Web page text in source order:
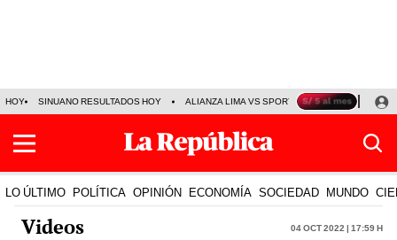
HOY SINUANO RESULTADOS HOY ALIANZA LIMA VS SPORT BOYS JORGE
LO ÚLTIMO POLÍTICA OPINIÓN ECONOMÍA SOCIEDAD MUNDO
Videos 04 Oct 2022 | 17:59 h